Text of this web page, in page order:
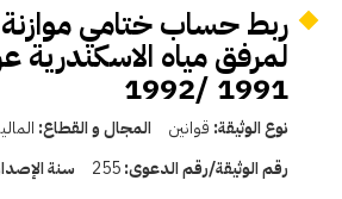
ربط حساب ختامي موازنة
لمرفق مياه الاسكندرية
1991 /1992
نوع الوثيقة: قوانين المجال و القطاع:
رقم الوثيقة/رقم الدعوى:255 سنة